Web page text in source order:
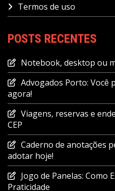
Termos de uso
POSTS RECENTES
Notebook, desktop ou
Advogados Porto: Você
agora!
Viagens, reservas e
CEP
Caderno de anotações
adotar hoje!
Jogo de Panelas: Como
Praticidade